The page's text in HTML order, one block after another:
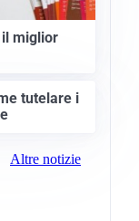
il miglior
tutelare i
Altre notizie